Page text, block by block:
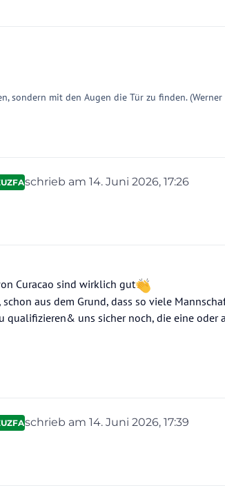
sondern mit den Augen die Tür zu finden.
schrieb am 14. Juni 2026, 17:26
zuletzt editiert von
Curacao sind wirklich gut
aus dem Grund, dass so viele
qualifizieren& uns sicher noch, die eine oder
schrieb am 14. Juni 2026, 17:39
zuletzt editiert von